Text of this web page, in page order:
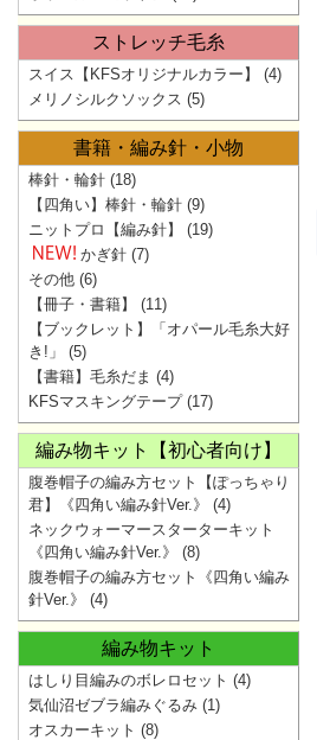
ストレッチ毛糸
スイス【KFSオリジナルカラー】
(4)
メリノシルクソックス (5)
書籍・編み針・小物
棒針・輪針 (18)
【四角い】棒針・輪針 (9)
ニットプロ【編み針】
(19)
かぎ針 (7)
その他 (6)
【冊子・書籍】
(11)
【ブックレット】「オパール毛糸大好
き!」
(5)
【書籍】毛糸だま (4)
KFSマスキングテープ(17)
編み物キット【初心者向け】
腹巻帽子の編み方セット【ぽっちゃり
君】《四角い編み針Ver.》
(4)
ネックウォーマースターターキット
《四角い編み針Ver.》
(8)
腹巻帽子の編み方セット《四角い編み
針Ver.》
(4)
編み物キット
はしり目編みのボレロセット (4)
気仙沼ゼブラ編みぐるみ (1)
オスカーキット (8)